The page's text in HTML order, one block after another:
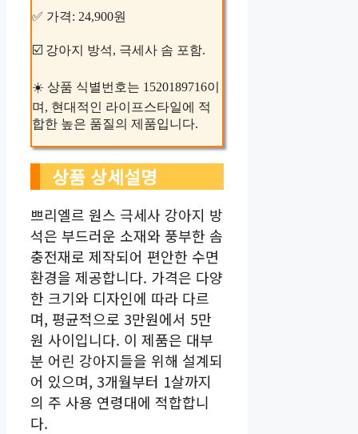
✅ 가격: 24,900원
☑️ 강아지 방석, 극세사 솜 포함.
☀️ 상품 식별번호는 1520189716이
며, 현대적인 라이프스타일에 적
합한 높은 품질의 제품입니다.
상품 상세설명
쁘리엘르 원스 극세사 강아지 방
석은 부드러운 소재와 풍부한 솜
충전재로 제작되어 편안한 수면
환경을 제공합니다. 가격은 다양
한 크기와 디자인에 따라 다르
며, 평균적으로 3만원에서 5만
원 사이입니다. 이 제품은 대부
분 어린 강아지들을 위해 설계되
어 있으며, 3개월부터 1살까지
의 주 사용 연령대에 적합합니
다.